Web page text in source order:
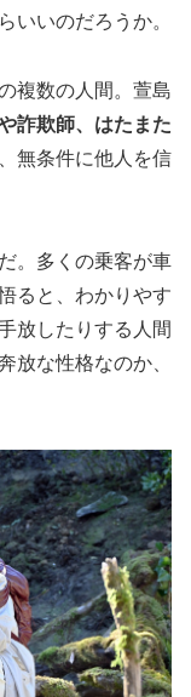
いいのだろうか。
複数の人間。萱島
詐欺師、はたまた
無条件に他人を信
。多くの乗客が車
ると、わかりやす
放したりする人間
放な性格なのか、